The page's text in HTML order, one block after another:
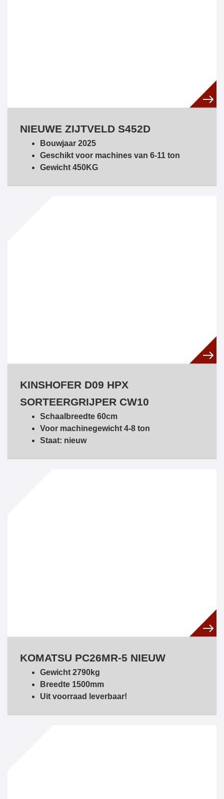
NIEUWE ZIJTVELD S452D
Bouwjaar 2025
Geschikt voor machines van 6-11 ton
Gewicht 450KG
KINSHOFER D09 HPX
SORTEERGRIJPER CW10
Schaalbreedte 60cm
Voor machinegewicht 4-8 ton
Staat: nieuw
KOMATSU PC26MR-5 NIEUW
Gewicht 2790kg
Breedte 1500mm
Uit voorraad leverbaar!